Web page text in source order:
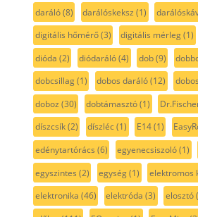
daráló(8) darálóskeksz (1)
digitális hőmérő(3) digitális mérleg(1)
dióda (2) diódaráló(4) dob(9)
dobcsillag(1) dobos daráló(12)
doboz (30) dobtámasztó(1)
díszcsík(2) díszléc(1) E14(1)
edénytartórács (6) egyenecsiszoló(1)
egyszintes (2) egység(1) elektromos
elektronika (46) elektróda (3) elosztó